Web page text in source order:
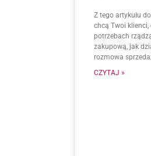
Z tego artykułu
chcą Twoi klienci,
potrzebach
zakupową, jak
rozmowa
CZYTAJ »